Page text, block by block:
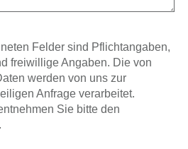
Felder sind Pflichtangaben,
freiwillige Angaben. Die von
werden von uns zur
Anfrage verarbeitet.
Sie bitte den
.